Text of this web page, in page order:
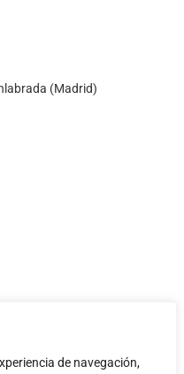
de navegación,
(Madrid)